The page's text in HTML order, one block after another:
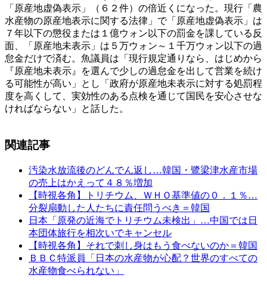
「原産地虚偽表示」（６２件）の倍近くになった。現行「農
水産物の原産地表示に関する法律」で「原産地虚偽表示」は
７年以下の懲役または１億ウォン以下の罰金を課している反
面、「原産地未表示」は５万ウォン～１千万ウォン以下の過
怠金だけで済む。魚議員は「現行規定通りなら、はじめから
『原産地未表示』を選んで少しの過怠金を出して営業を続け
る可能性が高い」とし「政府が原産地未表示に対する処罰程
度を高くして、実効性のある点検を通じて国民を安心させな
ければならない」と話した。
関連記事
汚染水放流後のどんでん返し…韓国・鷺梁津水産市場
の売上はかえって４８％増加
【時視各角】トリチウム、ＷＨＯ基準値の０．１％…
分裂扇動した人たちに責任問うべき＝韓国
日本「原発の近海でトリチウム未検出」…中国では日
本団体旅行を相次いでキャンセル
【時視各角】それで刺し身はもう食べないのか＝韓国
ＢＢＣ特派員「日本の水産物が心配？世界のすべての
水産物食べられない」